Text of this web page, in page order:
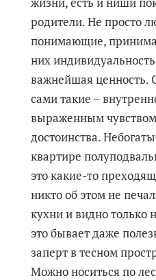
родители. Не просто
понимающие,
них
важнейшая ценность.
сами такие –
выраженным чувством
достоинства.
квартире
это какие-то
никто об этом не
кухни и видно только
это бывает даже
заперт в тесном
Можно носиться по